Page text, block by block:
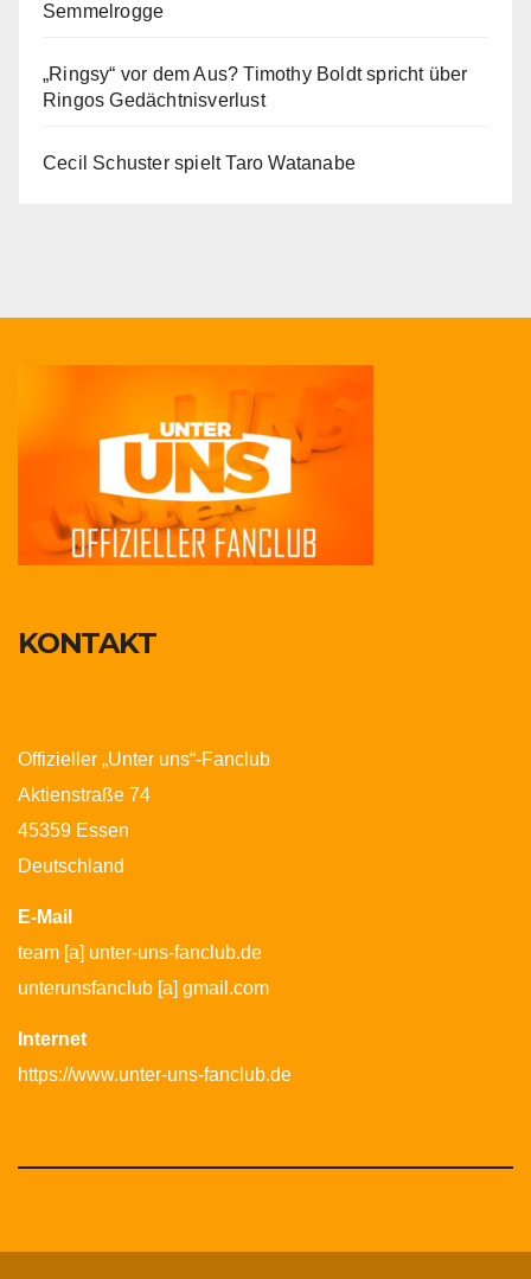
Semmelrogge
„Ringsy“ vor dem Aus? Timothy Boldt spricht über
Ringos Gedächtnisverlust
Cecil Schuster spielt Taro Watanabe
KONTAKT
Offizieller „Unter uns“-Fanclub
Aktienstraße 74
45359 Essen
Deutschland
E-Mail
team [a] unter-uns-fanclub.de
unterunsfanclub [a] gmail.com
Internet
https://www.unter-uns-fanclub.de